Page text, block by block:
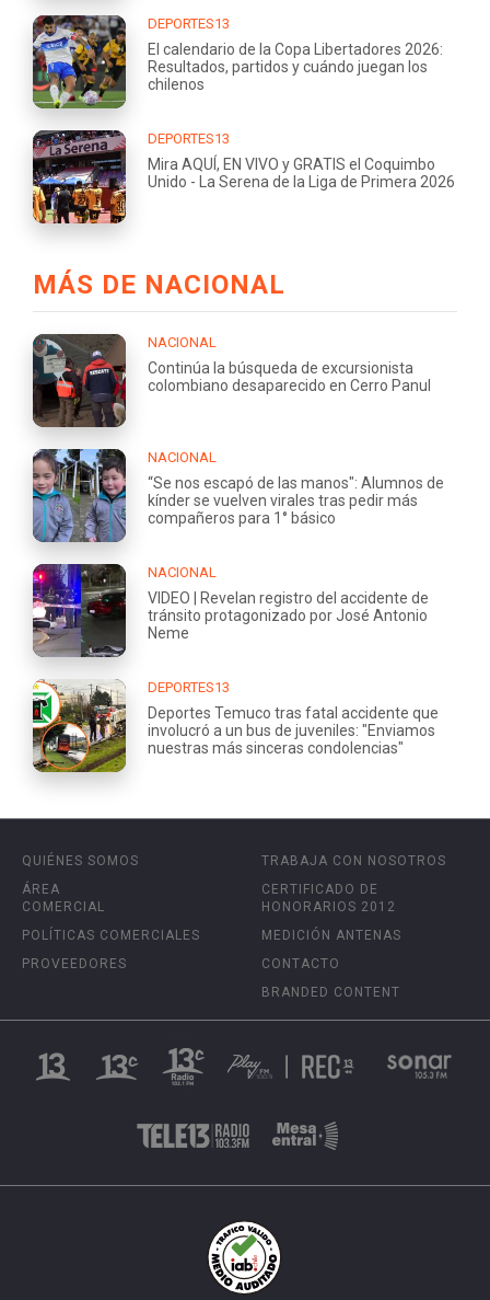
DEPORTES13
El calendario de la Copa Libertadores 2026:
Resultados, partidos y cuándo juegan los
chilenos
DEPORTES13
Mira AQUÍ, EN VIVO y GRATIS el Coquimbo
Unido - La Serena de la Liga de Primera 2026
MÁS DE NACIONAL
NACIONAL
Continúa la búsqueda de excursionista
colombiano desaparecido en Cerro Panul
NACIONAL
“Se nos escapó de las manos": Alumnos de
kínder se vuelven virales tras pedir más
compañeros para 1° básico
NACIONAL
VIDEO | Revelan registro del accidente de
tránsito protagonizado por José Antonio
Neme
DEPORTES13
Deportes Temuco tras fatal accidente que
involucró a un bus de juveniles: "Enviamos
nuestras más sinceras condolencias"
QUIÉNES SOMOS
ÁREA
COMERCIAL
POLÍTICAS COMERCIALES
PROVEEDORES
TRABAJA CON NOSOTROS
CERTIFICADO DE
HONORARIOS 2012
MEDICIÓN ANTENAS
CONTACTO
BRANDED CONTENT